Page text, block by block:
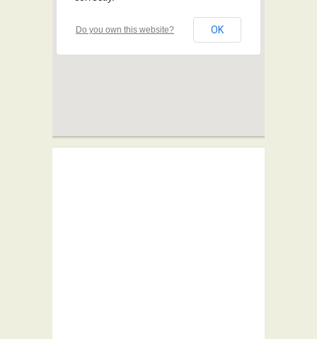
Do you own this website? OK